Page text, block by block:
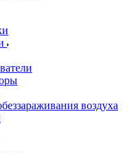
воздуха